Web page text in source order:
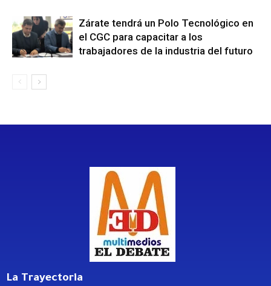
Zárate tendrá un Polo Tecnológico en
el CGC para capacitar a los
trabajadores de la industria del futuro
La Trayectoria